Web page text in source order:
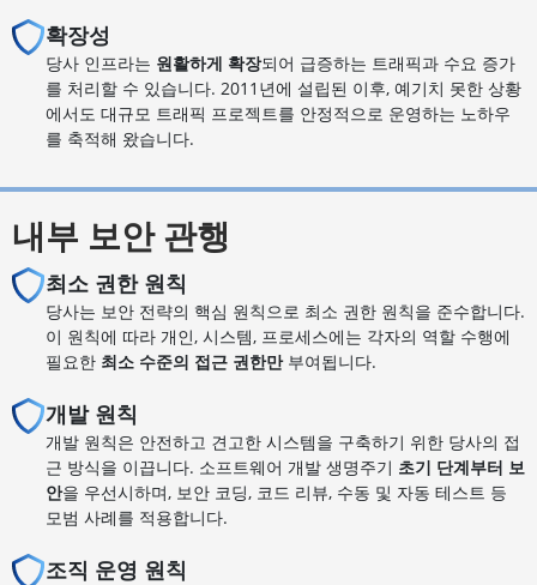
확장성
당사 인프라는 원활하게 확장되어 급증하는 트래픽과 수요 증가
를 처리할 수 있습니다. 2011년에 설립된 이후, 예기치 못한 상황
에서도 대규모 트래픽 프로젝트를 안정적으로 운영하는 노하우
를 축적해 왔습니다.
내부 보안 관행
최소 권한 원칙
당사는 보안 전략의 핵심 원칙으로 최소 권한 원칙을 준수합니다.
이 원칙에 따라 개인, 시스템, 프로세스에는 각자의 역할 수행에
필요한 최소 수준의 접근 권한만부여됩니다.
개발 원칙
개발 원칙은 안전하고 견고한 시스템을 구축하기 위한 당사의 접
근 방식을 이끕니다. 소프트웨어 개발 생명주기 초기 단계부터 보
안을 우선시하며, 보안 코딩, 코드 리뷰, 수동 및 자동 테스트 등
모범 사례를 적용합니다.
조직 운영 원칙